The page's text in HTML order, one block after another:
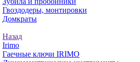
Гвоздодеры, монтировки
Домкраты
Назад
Irimo
Гаечные ключи IRIMO